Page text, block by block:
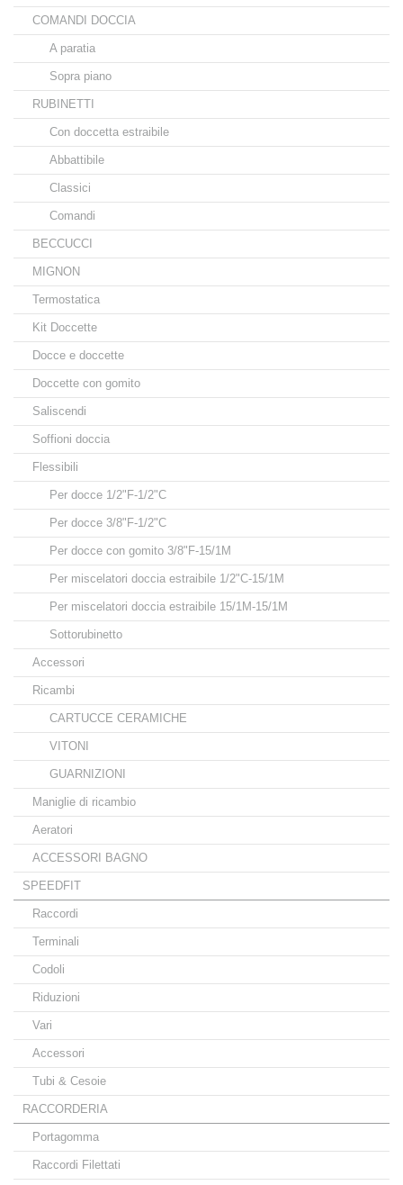
COMANDI DOCCIA
A paratia
Sopra piano
RUBINETTI
Con doccetta estraibile
Abbattibile
Classici
Comandi
BECCUCCI
MIGNON
Termostatica
Kit Doccette
Docce e doccette
Doccette con gomito
Saliscendi
Soffioni doccia
Flessibili
Per docce 1/2"F-1/2"C
Per docce 3/8"F-1/2"C
Per docce con gomito 3/8"F-15/1M
Per miscelatori doccia estraibile 1/2"C-15/1M
Per miscelatori doccia estraibile 15/1M-15/1M
Sottorubinetto
Accessori
Ricambi
CARTUCCE CERAMICHE
VITONI
GUARNIZIONI
Maniglie di ricambio
Aeratori
ACCESSORI BAGNO
SPEEDFIT
Raccordi
Terminali
Codoli
Riduzioni
Vari
Accessori
Tubi & Cesoie
RACCORDERIA
Portagomma
Raccordi Filettati